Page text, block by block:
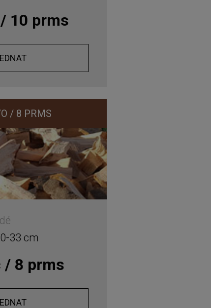
10 prms
/ 8 PRMS
33 cm
/ 8 prms